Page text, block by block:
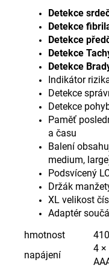
Detekce
Detekce
Detekce
Detekce
Detekce
Indikátor
Detekce
Detekce
Paměť
a času
Balení
medium,
Podsvícený
Držák
XL velikost
Adaptér
hmotnost
napájení
4 ×